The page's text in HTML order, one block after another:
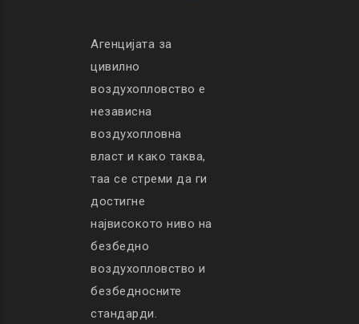
Агенцијата за
цивилно
воздухопловство е
независна
воздухопловна
власт и како таква,
таа се стреми да ги
достигне
највисокото ниво на
безбедно
воздухопловство и
безбедносните
стандарди.